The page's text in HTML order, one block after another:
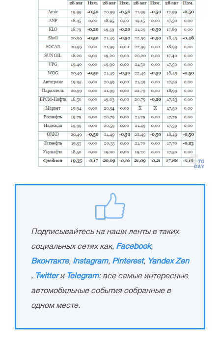
Подписывайтесь на наши ленты в таких
социальных сетях как, Facebook,
Вконтакте, Instagram, Pinterest, Yandex Zen
, Twitterи Telegram: все самые интересные
автомобильные события собранные в
одном месте.